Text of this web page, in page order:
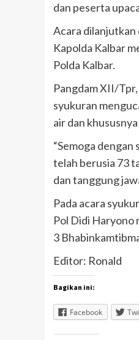
dan peserta
Acara dilanjutkan
Kapolda Kalbar
Polda Kalbar.
Pangdam XII/
syukuran
air dan
“Semoga
telah berusia 73
dan tanggung
Pada acara
Pol Didi Haryono
3
Editor: Ronald
Bagikan ini:
Facebook